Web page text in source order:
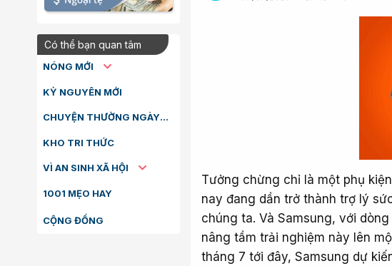
Có thể bạn quan tâm
NÓNG MỚI
KỶ NGUYÊN MỚI
CHUYỆN THƯỜNG NGÀY
KHO TRI THỨC
VÌ AN SINH XÃ HỘI
1001 MẸO HAY
CỘNG ĐỒNG
Tưởng chừng chỉ là một phụ
nay đang dần trở thành trợ lý
chúng ta. Và Samsung, với
nâng tầm trải nghiệm này lên
tháng 7 tới đây, Samsung dự